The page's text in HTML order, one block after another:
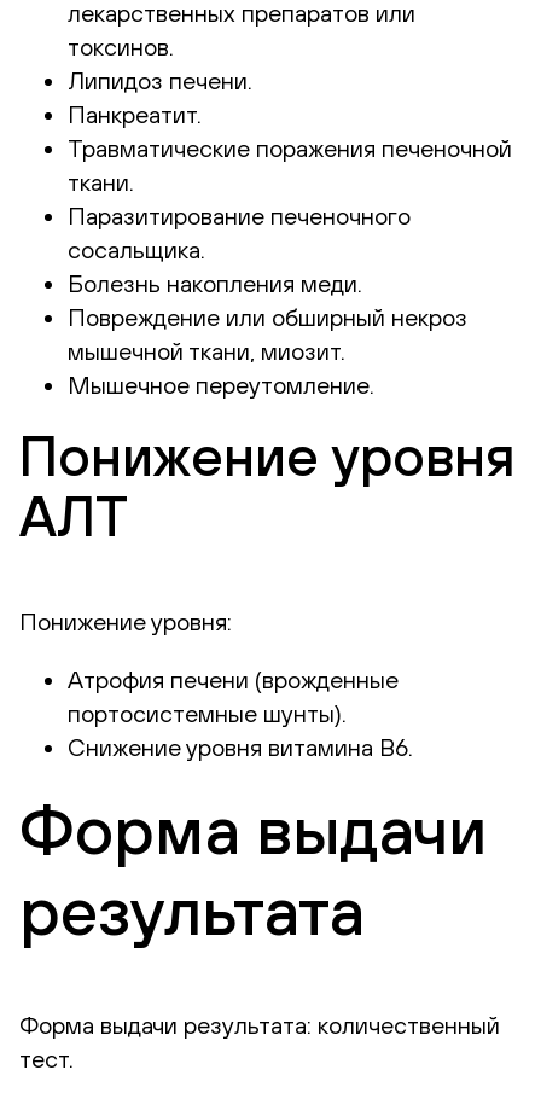
лекарственных препаратов или
токсинов.
Липидоз печени.
Панкреатит.
Травматические поражения печеночной
ткани.
Паразитирование печеночного
сосальщика.
Болезнь накопления меди.
Повреждение или обширный некроз
мышечной ткани, миозит.
Мышечное переутомление.
Понижение уровня
АЛТ
Понижение уровня:
Атрофия печени (врожденные
портосистемные шунты).
Снижение уровня витамина В6.
Форма выдачи
результата
Форма выдачи результата: количественный
тест.